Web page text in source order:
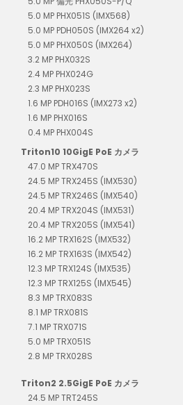
5.0 MP PHX051S (IMX568)
5.0 MP PDH050S (IMX264 x2)
5.0 MP PHX050S (IMX264)
3.2 MP PHX032S
2.4 MP PHX024G
2.3 MP PHX023S
1.6 MP PDH016S (IMX273 x2)
1.6 MP PHX016S
0.4 MP PHX004S
Triton10 10GigE PoE カメラ
47.0 MP TRX470S
24.5 MP TRX245S (IMX530)
24.5 MP TRX246S (IMX540)
20.4 MP TRX204S (IMX531)
20.4 MP TRX205S (IMX541)
16.2 MP TRX162S (IMX532)
16.2 MP TRX163S (IMX542)
12.3 MP TRX124S (IMX535)
12.3 MP TRX125S (IMX545)
8.3 MP TRX083S
8.1 MP TRX081S
7.1 MP TRX071S
5.0 MP TRX051S
2.8 MP TRX028S
Triton2 2.5GigE PoE カメラ
24.5 MP TRT245S